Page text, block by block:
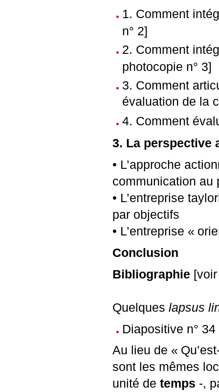
1. Comment
n° 2]
2. Comment
photocopie n° 3]
3. Comment
évaluation de la
4. Comment
3. La perspective
• L’approche
communication au
• L’entreprise
par objectifs
• L’entreprise «
Conclusion
Bibliographie
Quelques lapsus
Diapositive n° 34
Au lieu de «
sont les mêmes
unité de temps -,